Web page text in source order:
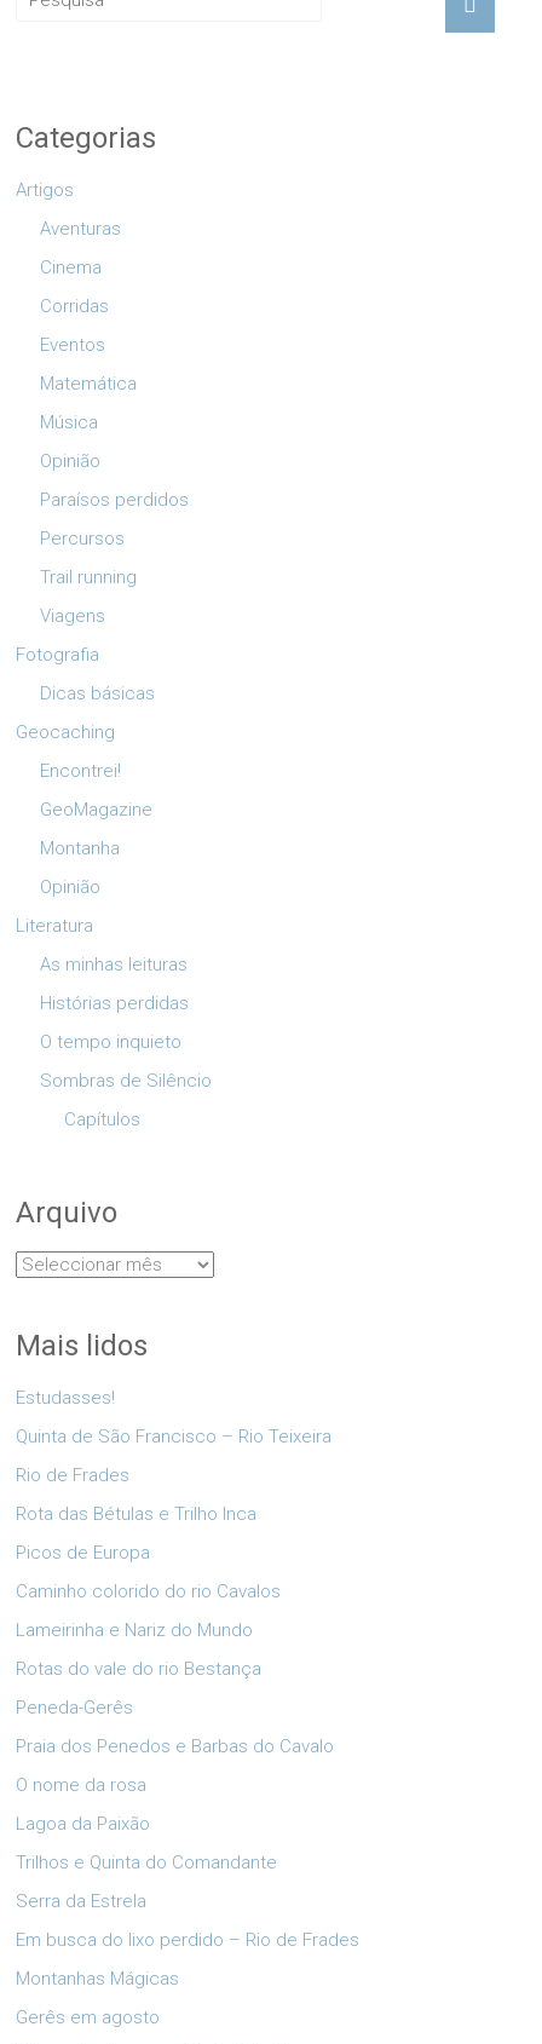
Categorias
Artigos
Aventuras
Cinema
Corridas
Eventos
Matemática
Música
Opinião
Paraísos perdidos
Percursos
Trail running
Viagens
Fotografia
Dicas básicas
Geocaching
Encontrei!
GeoMagazine
Montanha
Opinião
Literatura
As minhas leituras
Histórias perdidas
O tempo inquieto
Sombras de Silêncio
Capítulos
Arquivo
Arquivo
Mais lidos
Estudasses!
Quinta de São Francisco – Rio Teixeira
Rio de Frades
Rota das Bétulas e Trilho Inca
Picos de Europa
Caminho colorido do rio Cavalos
Lameirinha e Nariz do Mundo
Rotas do vale do rio Bestança
Peneda-Gerês
Praia dos Penedos e Barbas do Cavalo
O nome da rosa
Lagoa da Paixão
Trilhos e Quinta do Comandante
Serra da Estrela
Em busca do lixo perdido – Rio de Frades
Montanhas Mágicas
Gerês em agosto